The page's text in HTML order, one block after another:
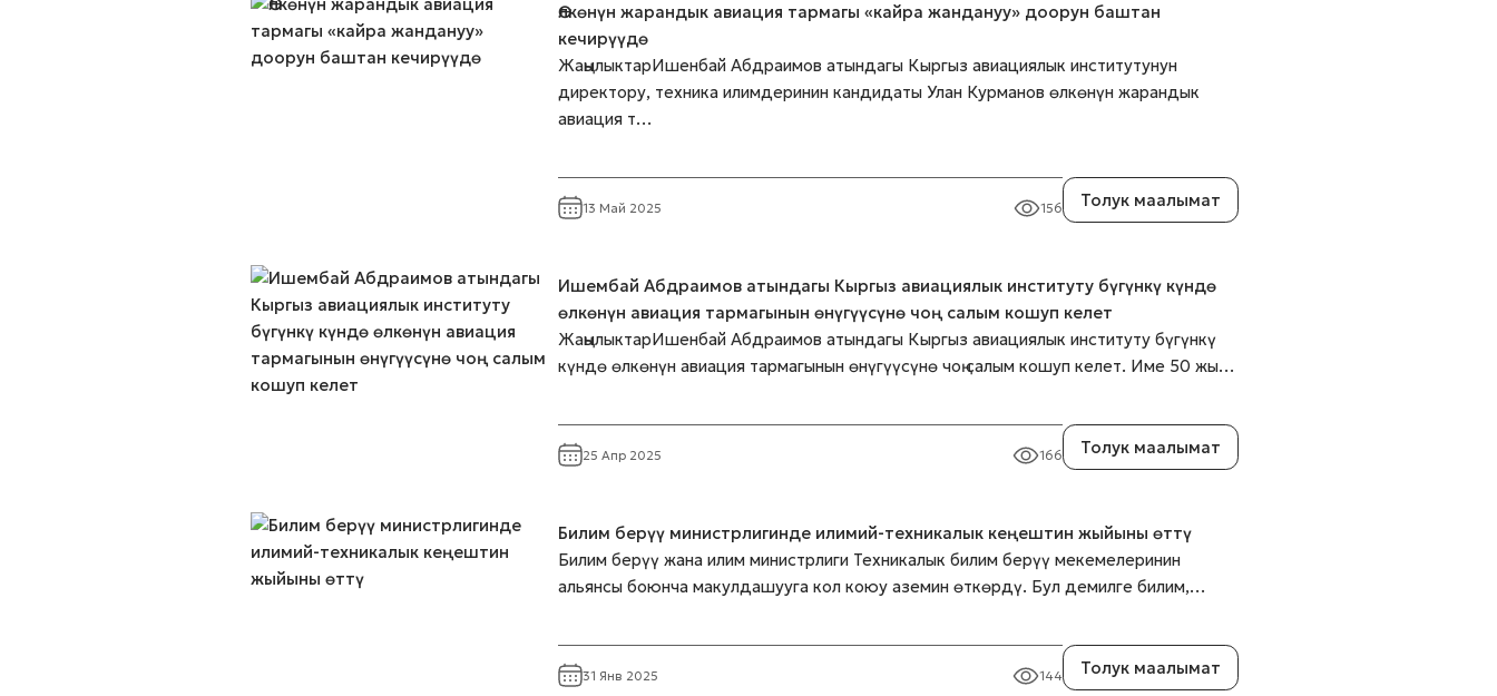
Өлкөнүн жарандык авиация тармагы «кайра жандануу» доорун баштан
кечирүүдө
ЖаңылыктарИшенбай Абдраимов атындагы Кыргыз авиациялык институтунун
директору, техника илимдеринин кандидаты Улан Курманов өлкөнүн жарандык
авиация т…
13 Май 2025 156 Толук маалымат
Ишембай Абдраимов атындагы Кыргыз авиациялык институту бүгүнкү күндө
өлкөнүн авиация тармагынын өнүгүүсүнө чоң салым кошуп келет
ЖаңылыктарИшенбай Абдраимов атындагы Кыргыз авиациялык институту бүгүнкү
күндө өлкөнүн авиация тармагынын өнүгүүсүнө чоң салым кошуп келет. Име 50 жы…
25 Апр 2025 166 Толук маалымат
Билим берүү министрлигинде илимий-техникалык кеңештин жыйыны өттү
Билим берүү жана илим министрлиги Техникалык билим берүү мекемелеринин
альянсы боюнча макулдашууга кол коюу аземин өткөрдү. Бул демилге билим,…
31 Янв 2025 144 Толук маалымат